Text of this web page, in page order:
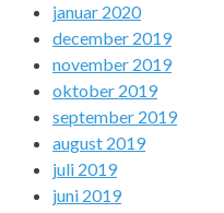
januar 2020
december 2019
november 2019
oktober 2019
september 2019
august 2019
juli 2019
juni 2019